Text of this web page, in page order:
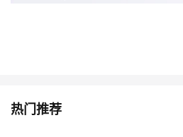
热门推荐